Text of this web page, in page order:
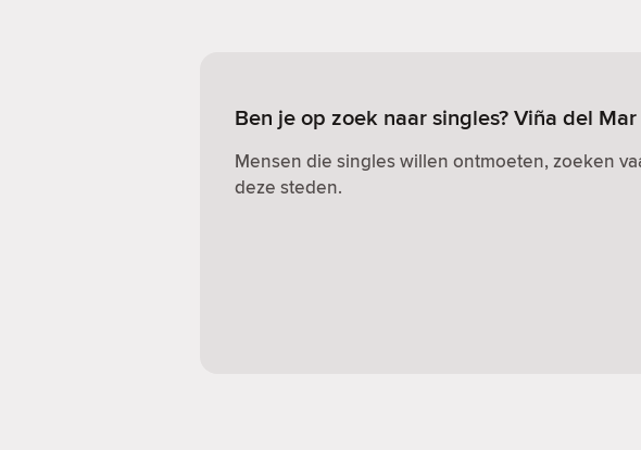
Ben je op zoek naar singles? Viña del Mar
Mensen die singles willen ontmoeten, zoeken
deze steden.